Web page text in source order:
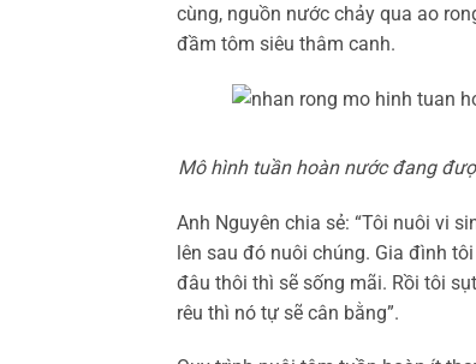
cùng, nguồn nước chảy qua ao
đầm tôm siêu thâm canh.
Mô hình tuần hoàn nước đang
Anh Nguyên chia sẻ: “Tôi nuôi vi
lên sau đó nuôi chúng. Gia đình
đâu thôi thì sẽ sống mãi. Rồi tôi
rêu thì nó tự sẽ cân bằng”.